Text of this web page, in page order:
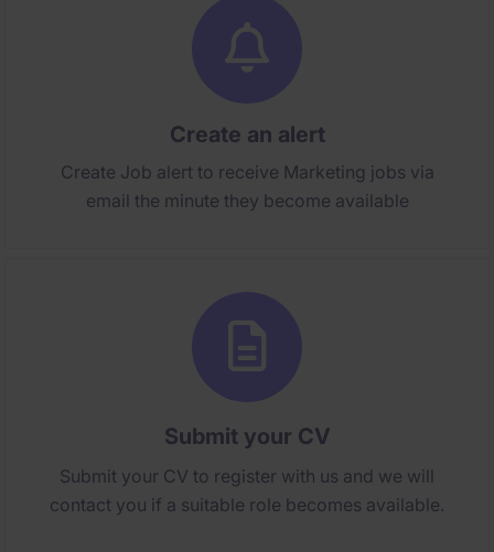
Create an alert
Create Job alert to receive Marketing jobs via
email the minute they become available
Submit your CV
Submit your CV to register with us and we will
contact you if a suitable role becomes available.